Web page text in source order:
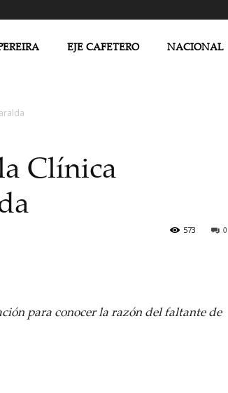
EJE CAFETERO NACIONAL
Clínica
0
573
para conocer la razón del faltante de